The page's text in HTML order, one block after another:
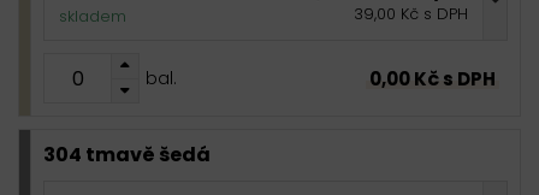
skladem 39,00 Kč s DPH
bal. 0,00 Kč s DPH
304 tmavě šedá